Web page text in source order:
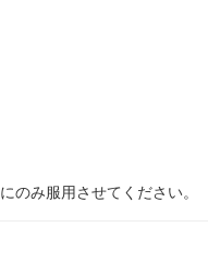
のみ服用させてください。